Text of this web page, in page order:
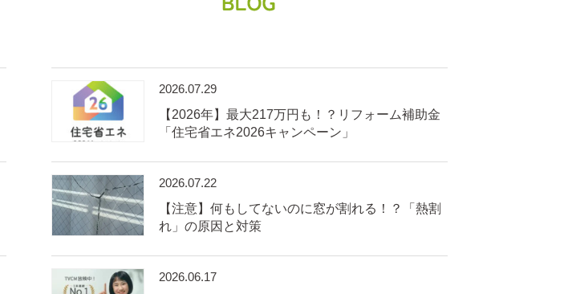
2026.07.29
【2026年】最大217万円も！？リフォーム補助金
「住宅省エネ2026キャンペーン」
2026.07.22
【注意】何もしてないのに窓が割れる！？「熱割
れ」の原因と対策
2026.06.17